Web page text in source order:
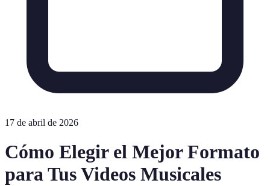
17 de abril de 2026
Cómo Elegir el Mejor Formato
para Tus Videos Musicales